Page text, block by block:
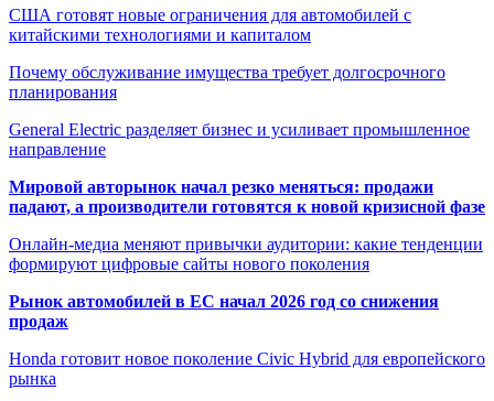
США готовят новые ограничения для автомобилей с
китайскими технологиями и капиталом
Почему обслуживание имущества требует долгосрочного
планирования
General Electric разделяет бизнес и усиливает промышленное
направление
Мировой авторынок начал резко меняться: продажи
падают, а производители готовятся к новой кризисной фазе
Онлайн-медиа меняют привычки аудитории: какие тенденции
формируют цифровые сайты нового поколения
Рынок автомобилей в ЕС начал 2026 год со снижения
продаж
Honda готовит новое поколение Civic Hybrid для европейского
рынка